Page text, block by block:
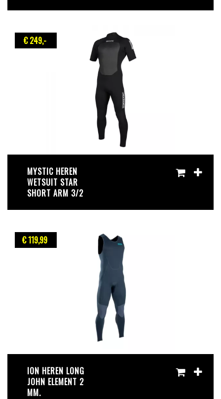
€ 249,-
​MYSTIC HEREN
WETSUIT STAR
SHORT ARM 3/2
€ 119,99
ION HEREN LONG
JOHN ELEMENT 2
MM.